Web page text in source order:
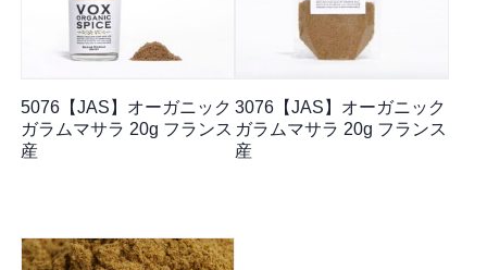
5076【JAS】オーガニック
ガラムマサラ 20g フランス
産
3076【JAS】オーガニック
ガラムマサラ 20g フランス
産